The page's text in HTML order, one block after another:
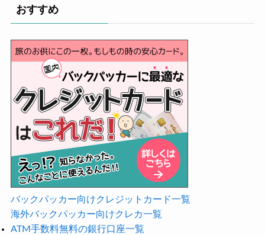
おすすめ
バックパッカー向けクレジットカード一覧
海外バックパッカー向けクレカ一覧
ATM手数料無料の銀行口座一覧